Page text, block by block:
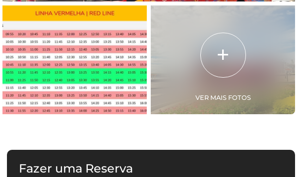
VER MAIS FOTOS
Fazer uma Reserva